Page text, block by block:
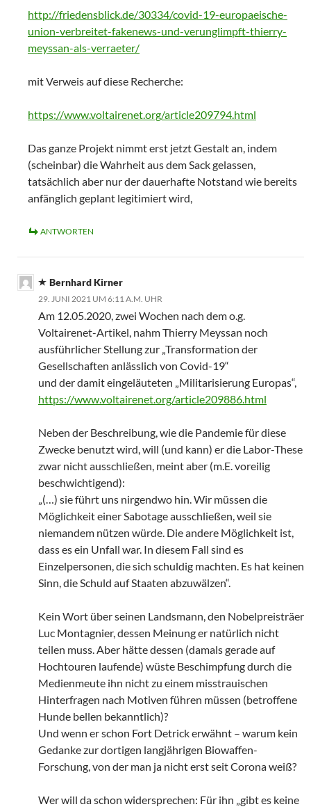
http://friedensblick.de/30334/covid-19-europaeische-
union-verbreitet-fakenews-und-verunglimpft-thierry-
meyssan-als-verraeter/
mit Verweis auf diese Recherche:
https://www.voltairenet.org/article209794.html
Das ganze Projekt nimmt erst jetzt Gestalt an, indem
(scheinbar) die Wahrheit aus dem Sack gelassen,
tatsächlich aber nur der dauerhafte Notstand wie bereits
anfänglich geplant legitimiert wird,
ANTWORTEN
Bernhard Kirner
29. JUNI 2021 UM 6:11 A.M. UHR
Am 12.05.2020, zwei Wochen nach dem o.g.
Voltairenet-Artikel, nahm Thierry Meyssan noch
ausführlicher Stellung zur „Transformation der
Gesellschaften anlässlich von Covid-19“
und der damit eingeläuteten „Militarisierung Europas“,
https://www.voltairenet.org/article209886.html
Neben der Beschreibung, wie die Pandemie für diese
Zwecke benutzt wird, will (und kann) er die Labor-These
zwar nicht ausschließen, meint aber (m.E. voreilig
beschwichtigend):
„(…) sie führt uns nirgendwo hin. Wir müssen die
Möglichkeit einer Sabotage ausschließen, weil sie
niemandem nützen würde. Die andere Möglichkeit ist,
dass es ein Unfall war. In diesem Fall sind es
Einzelpersonen, die sich schuldig machten. Es hat keinen
Sinn, die Schuld auf Staaten abzuwälzen“.
Kein Wort über seinen Landsmann, den Nobelpreisträer
Luc Montagnier, dessen Meinung er natürlich nicht
teilen muss. Aber hätte dessen (damals gerade auf
Hochtouren laufende) wüste Beschimpfung durch die
Medienmeute ihn nicht zu einem misstrauischen
Hinterfragen nach Motiven führen müssen (betroffene
Hunde bellen bekanntlich)?
Und wenn er schon Fort Detrick erwähnt – warum kein
Gedanke zur dortigen langjährigen Biowaffen-
Forschung, von der man ja nicht erst seit Corona weiß?
Wer will da schon widersprechen: Für ihn „gibt es keine